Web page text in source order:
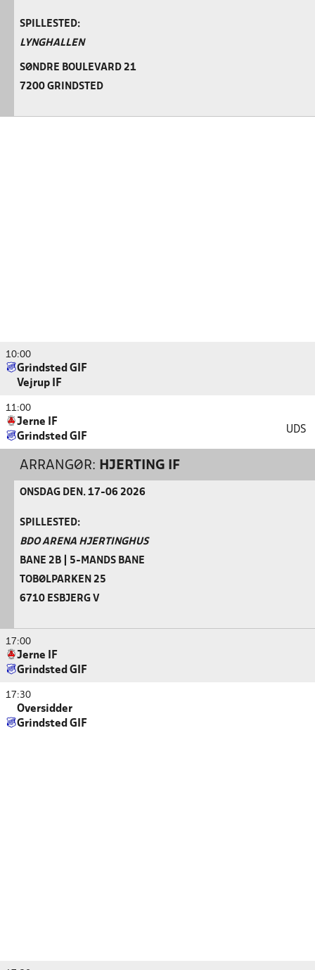
SPILLESTED:
LYNGHALLEN
SØNDRE BOULEVARD 21
7200 GRINDSTED
10:00
Grindsted GIF
Vejrup IF
11:00
Jerne IF
Grindsted GIF
UDS
ARRANGØR: HJERTING IF
ONSDAG DEN. 17-06 2026
SPILLESTED:
BDO ARENA HJERTINGHUS
BANE 2B | 5-MANDS BANE
TOBØLPARKEN 25
6710 ESBJERG V
17:00
Jerne IF
Grindsted GIF
17:30
Oversidder
Grindsted GIF